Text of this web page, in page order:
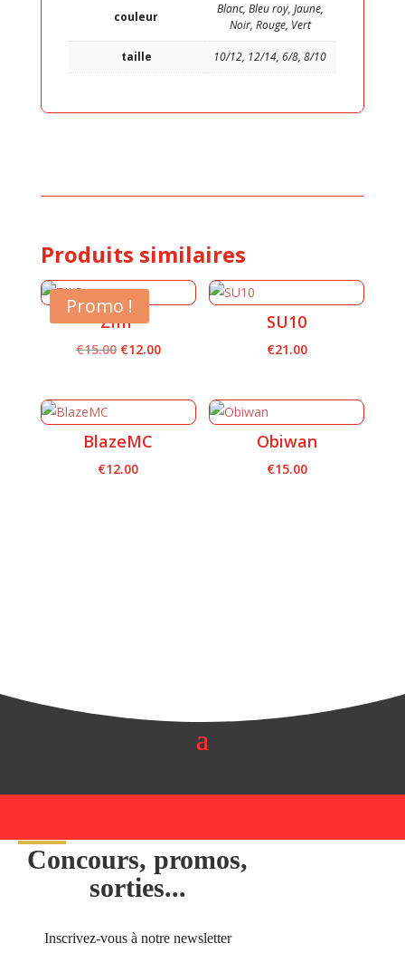
couleur
Blanc, Bleu roy, Jaune,
Noir, Rouge, Vert
taille 10/12, 12/14, 6/8, 8/10
Produits similaires
Promo !
ZIIIP
€15.00 Le
initial
€15.00.
€12.00Le
actuel
SU10
€21.00
BlazeMC
€12.00
Obiwan
€15.00
Concours, promos,
sorties...
Inscrivez-vous à notre newsletter